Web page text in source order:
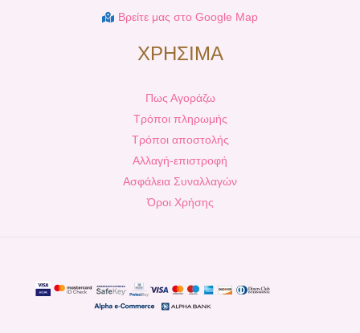
Βρείτε μας στο Google Map
ΧΡΗΣΙΜΑ
Πως Αγοράζω
Τρόποι πληρωμής
Τρόποι αποστολής
Αλλαγή-επιστροφή
Ασφάλεια Συναλλαγών
Όροι Χρήσης